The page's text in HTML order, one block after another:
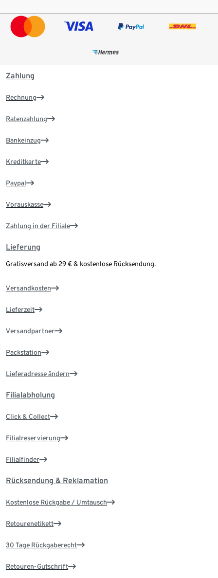
Zahlung
Rechnung
Ratenzahlung
Bankeinzug
Kreditkarte
Paypal
Vorauskasse
Zahlung in der Filiale
Lieferung
Gratisversand ab 29 € & kostenlose Rücksendung.
Versandkosten
Lieferzeit
Versandpartner
Packstation
Lieferadresse ändern
Filialabholung
Click & Collect
Filialreservierung
Filialfinder
Rücksendung & Reklamation
Kostenlose Rückgabe / Umtausch
Retourenetikett
30 Tage Rückgaberecht
Retouren-Gutschrift